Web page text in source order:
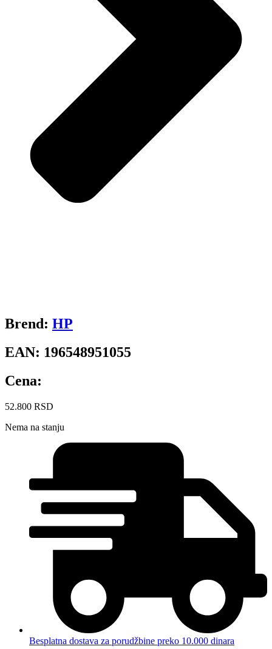
Brend: HP
EAN: 196548951055
Cena:
52.800 RSD
Nema na stanju
Besplatna dostava za porudžbine preko 10.000 dinara